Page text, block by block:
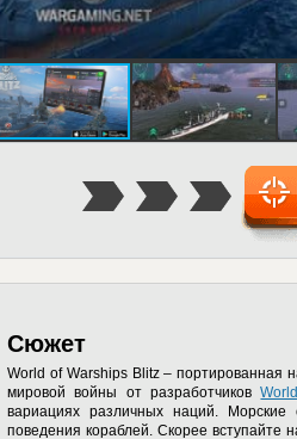
Сюжет
World of Warships Blitz – портированная
мировой войны от разработчиков
вариациях различных наций.
поведения кораблей. Скорее вступайте